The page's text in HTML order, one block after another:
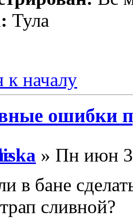
Тула
к началу
ошибки
» Пн июн
в бане
сливной?